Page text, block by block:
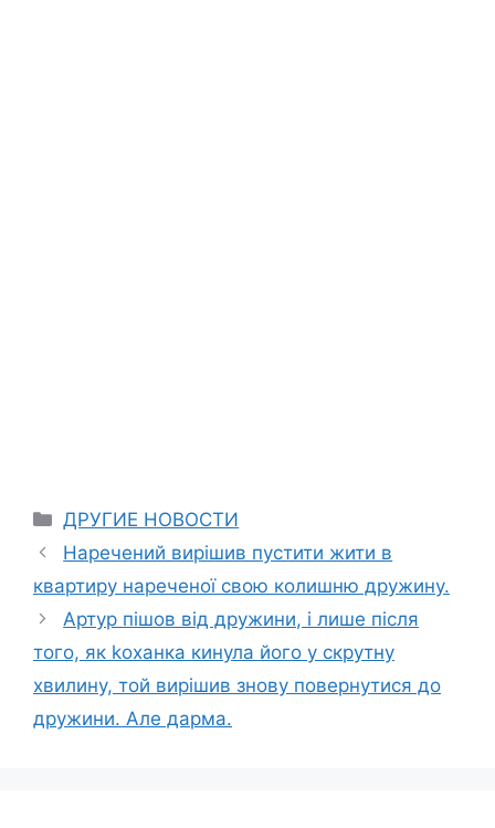
Categories
ДРУГИЕ НОВОСТИ
Наречений вирішив пустити жити в
квартиру нареченої свою колишню дружину.
Артур пішов від дружини, і лише після
того, як kоханка кинула його у скрутну
хвилину, той вирішив знову повернутися до
дружини. Але дарма.